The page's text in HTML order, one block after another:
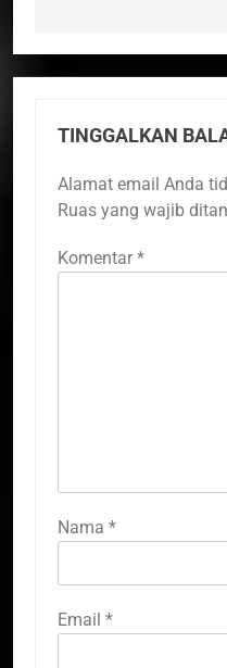
TINGGALKAN
Alamat email Anda
Ruas yang wajib
Komentar *
Nama *
Email *